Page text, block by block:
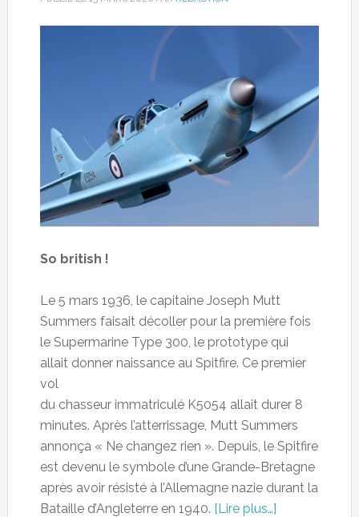
So british !
Le 5 mars 1936, le capitaine Joseph Mutt
Summers faisait décoller pour la première fois
le Supermarine Type 300, le prototype qui
allait donner naissance au Spitfire. Ce premier
vol
du chasseur immatriculé K5054 allait durer 8
minutes. Après l’atterrissage, Mutt Summers
annonça « Ne changez rien ». Depuis, le Spitfire
est devenu le symbole d’une Grande-Bretagne
après avoir résisté à l’Allemagne nazie durant la
Bataille d’Angleterre en 1940. [Lire plus…]